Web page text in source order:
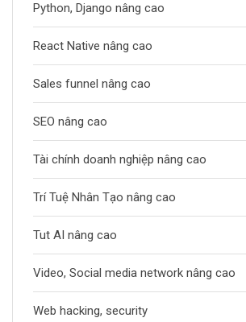
Python, Django nâng cao
React Native nâng cao
Sales funnel nâng cao
SEO nâng cao
Tài chính doanh nghiệp nâng cao
Trí Tuệ Nhân Tạo nâng cao
Tut AI nâng cao
Video, Social media network nâng cao
Web hacking, security